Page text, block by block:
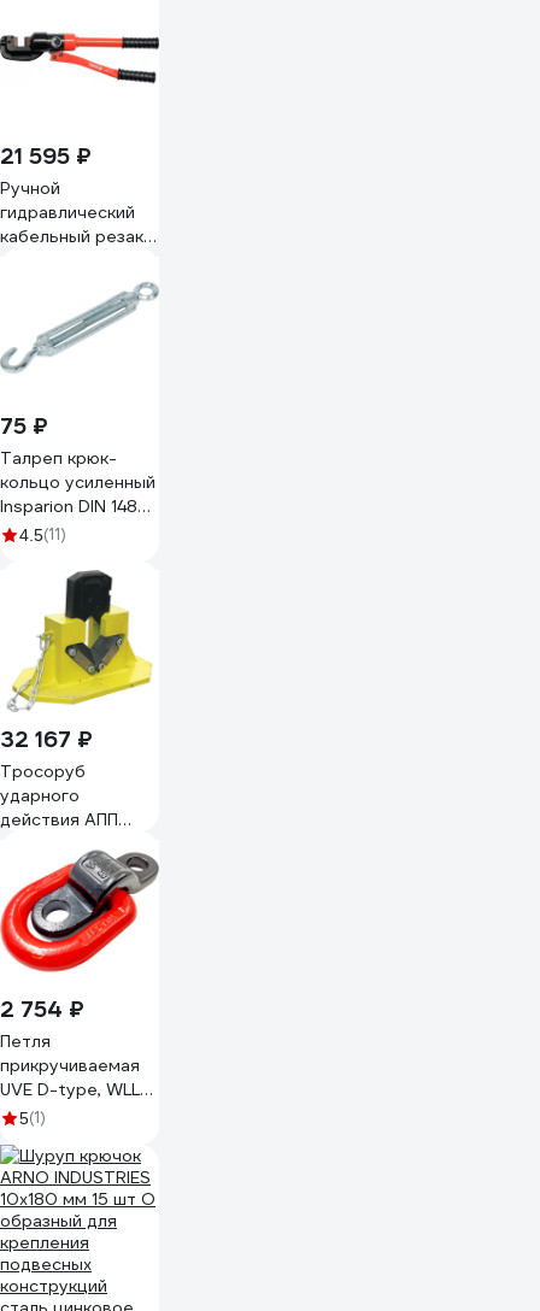
крепления
оцинкованный
ABR510008032098
21 595 ₽
Ручной
гидравлический
кабельный резак
75 ₽
Талреп крюк-
кольцо усиленный
Insparion DIN 1480
HR М6 оцинк, 1 шт.
4.5(11)
32 167 ₽
Тросоруб
ударного
действия АПП
ТУД-4 17111-
000030
2 754 ₽
Петля
прикручиваемая
UVE D-type, WLL
5,3 тн 09590530
5(1)